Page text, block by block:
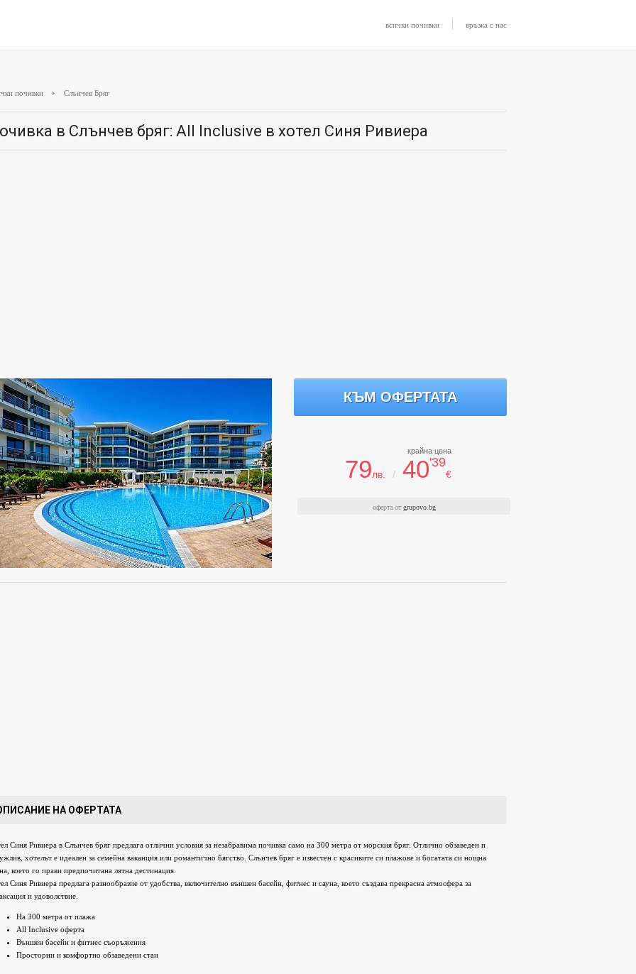
всички почивки | връзка с нас
почивки Слънчев Бряг
в Слънчев бряг: All Inclusive в хотел Синя Ривиера
КЪМ ОФЕРТАТА
крайна цена
79лв. / 40'39
€
оферта отgrupovo.bg
НА ОФЕРТАТА
Синя Ривиера в Слънчев бряг предлага отлични условия за незабравима почивка само на 300 метра от морския бряг. Отлично обзаведен и
хотелът е идеален за семейна ваканция или романтично бягство. Слънчев бряг е известен с красивите си плажове и богатата си нощна
което го прави предпочитана лятна дестинация.
Синя Ривиера предлага разнообразие от удобства, включително външен басейн, фитнес и сауна, което създава прекрасна атмосфера за
и удоволствие.
На 300 метра от плажа
All Inclusive оферта
Външен басейн и фитнес съоръжения
Просторни и комфортно обзаведени стаи